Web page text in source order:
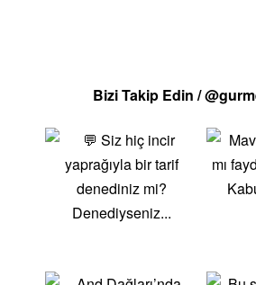
Bizi Takip Edin /